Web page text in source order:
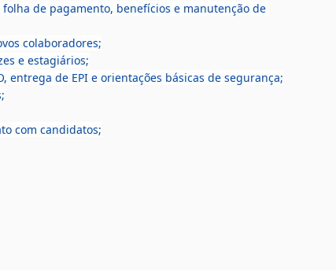
de pagamento, benefícios e manutenção de
colaboradores;
e estagiários;
entrega de EPI e orientações básicas de segurança;
com candidatos;